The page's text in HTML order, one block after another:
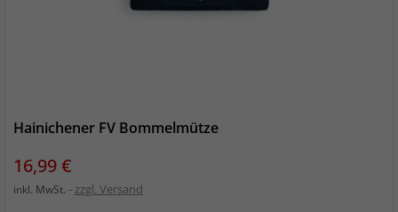
Hainichener FV Bommelmütze
Preis
16,99 €
inkl. MwSt. zzgl. Versand